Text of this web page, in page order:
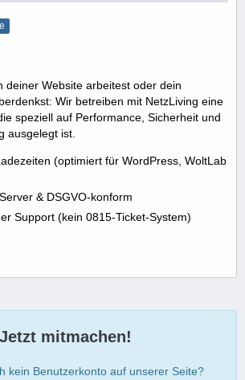
deiner Website arbeitest oder dein
Wir betreiben mit NetzLiving eine
speziell auf Performance, Sicherheit und
ausgelegt ist.
(optimiert für WordPress, WoltLab
& DSGVO-konform
Support (kein 0815-Ticket-System)
Jetzt mitmachen!
kein Benutzerkonto auf unserer Seite?